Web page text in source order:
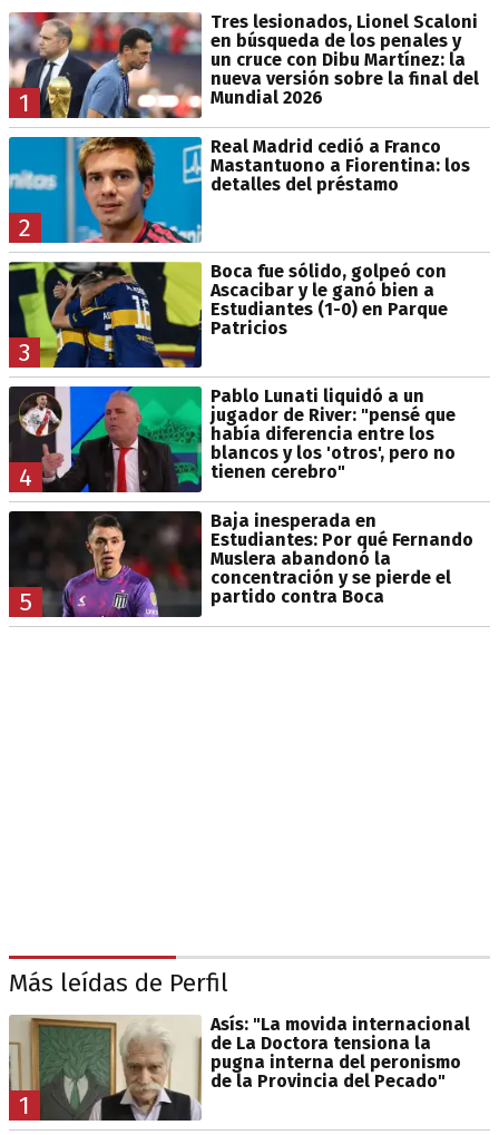
1
Tres lesionados, Lionel Scaloni
en búsqueda de los penales y
un cruce con Dibu Martínez: la
nueva versión sobre la final del
Mundial 2026
2
Real Madrid cedió a Franco
Mastantuono a Fiorentina: los
detalles del préstamo
3
Boca fue sólido, golpeó con
Ascacibar y le ganó bien a
Estudiantes (1-0) en Parque
Patricios
4
Pablo Lunati liquidó a un
jugador de River: "pensé que
había diferencia entre los
blancos y los 'otros', pero no
tienen cerebro"
5
Baja inesperada en
Estudiantes: Por qué Fernando
Muslera abandonó la
concentración y se pierde el
partido contra Boca
Más leídas de Perfil
1
Asís: "La movida internacional
de La Doctora tensiona la
pugna interna del peronismo
de la Provincia del Pecado"